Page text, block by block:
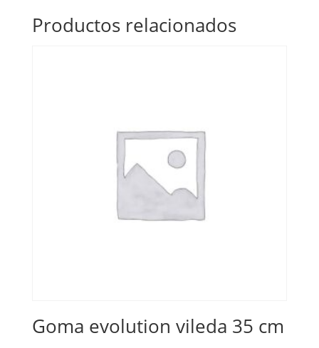
Productos relacionados
Goma evolution vileda 35 cm